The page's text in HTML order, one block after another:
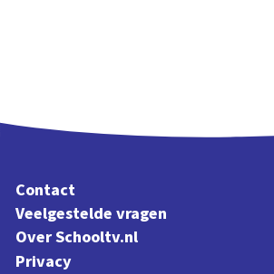
Contact
Veelgestelde vragen
Over Schooltv.nl
Privacy